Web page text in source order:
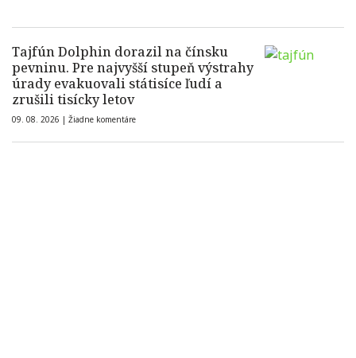
Tajfún Dolphin dorazil na čínsku
pevninu. Pre najvyšší stupeň výstrahy
úrady evakuovali státisíce ľudí a
zrušili tisícky letov
09. 08. 2026 | Žiadne komentáre